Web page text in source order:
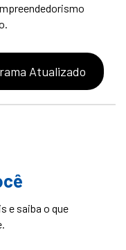
Atualizado
e saiba o que